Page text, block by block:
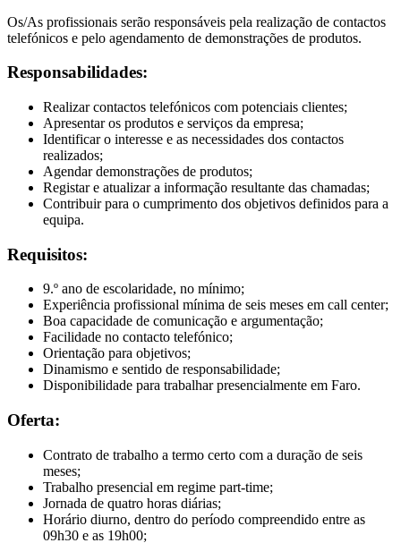
Os/As profissionais serão responsáveis pela realização de contactos
telefónicos e pelo agendamento de demonstrações de produtos.
Responsabilidades:
Realizar contactos telefónicos com potenciais clientes;
Apresentar os produtos e serviços da empresa;
Identificar o interesse e as necessidades dos contactos
realizados;
Agendar demonstrações de produtos;
Registar e atualizar a informação resultante das chamadas;
Contribuir para o cumprimento dos objetivos definidos para a
equipa.
Requisitos:
9.º ano de escolaridade, no mínimo;
Experiência profissional mínima de seis meses em call center;
Boa capacidade de comunicação e argumentação;
Facilidade no contacto telefónico;
Orientação para objetivos;
Dinamismo e sentido de responsabilidade;
Disponibilidade para trabalhar presencialmente em Faro.
Oferta:
Contrato de trabalho a termo certo com a duração de seis
meses;
Trabalho presencial em regime part-time;
Jornada de quatro horas diárias;
Horário diurno, dentro do período compreendido entre as
09h30 e as 19h00;